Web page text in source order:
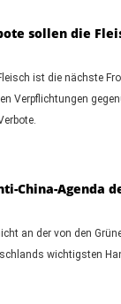
sollen die
ist die nächste
Verpflichtungen
China-Agenda
an der von den
wichtigsten